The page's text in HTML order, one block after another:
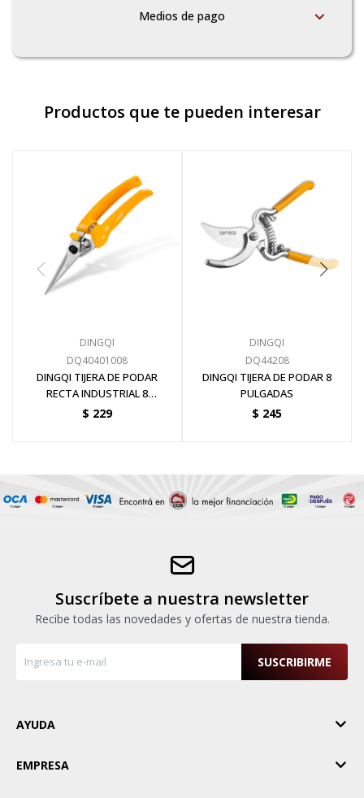
Medios de pago
Productos que te pueden interesar
DINGQI
DQ40401008
DINGQI TIJERA DE PODAR
RECTA INDUSTRIAL 8
PULGADAS
$ 229
DINGQI
DQ44208
DINGQI TIJERA DE PODAR 8
PULGADAS
$ 245
Suscríbete a nuestra newsletter
Recibe todas las novedades y ofertas de nuestra tienda.
SUSCRIBIRME
AYUDA
EMPRESA